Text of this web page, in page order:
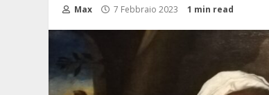
Max 7 Febbraio 2023 1 min read